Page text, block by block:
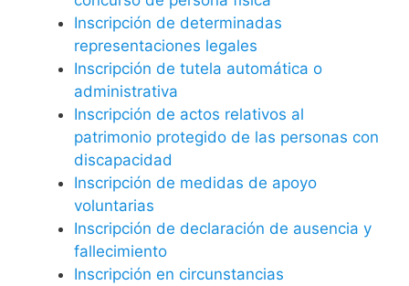
Inscripción de determinadas
representaciones legales
Inscripción de tutela automática o
administrativa
Inscripción de actos relativos al
patrimonio protegido de las personas con
discapacidad
Inscripción de medidas de apoyo
voluntarias
Inscripción de declaración de ausencia y
fallecimiento
Inscripción en circunstancias